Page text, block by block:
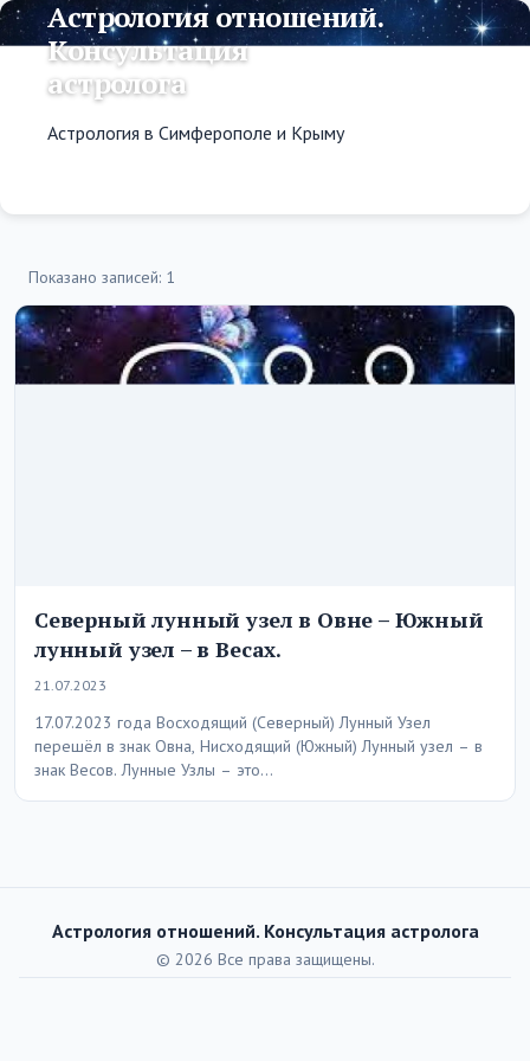
Астрология отношений.
Консультация
астролога
Астрология в Симферополе и Крыму
Показано записей: 1
Северный лунный узел в Овне – Южный
лунный узел – в Весах.
21.07.2023
17.07.2023 года Восходящий (Северный) Лунный Узел
перешёл в знак Овна, Нисходящий (Южный) Лунный узел – в
знак Весов. Лунные Узлы – это…
Астрология отношений. Консультация астролога
© 2026 Все права защищены.